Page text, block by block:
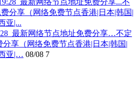
最新网络节点地址免费分享…不定
享（网络免费节点香港|日本|韩国|
亚|… 08/08 7